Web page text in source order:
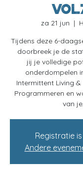
za 21 jun
  |
Tijdens deze 6-
doorbreek je de
jij je volledige
onderdompelen
Intermittent Living
Programmeren en
van
Registratie
Andere